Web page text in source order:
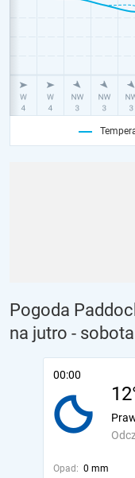
Pogoda
na jutro -
00:00
Opad: 0 mm